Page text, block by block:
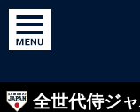
全世代侍ジ